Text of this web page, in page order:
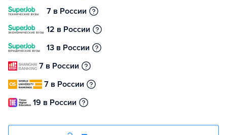
7 в России
12 в России
13 в России
7 в России
7 в России
19 в России